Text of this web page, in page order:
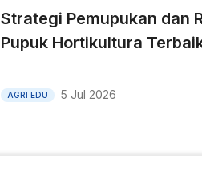
Strategi Pemupukan dan
Pupuk Hortikultura
AGRI EDU 5 Jul 2026